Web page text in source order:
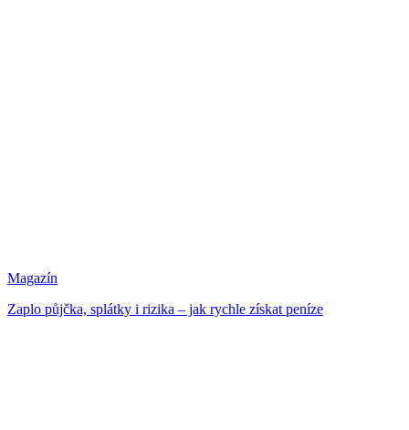
Magazín
Zaplo půjčka, splátky i rizika – jak rychle získat peníze